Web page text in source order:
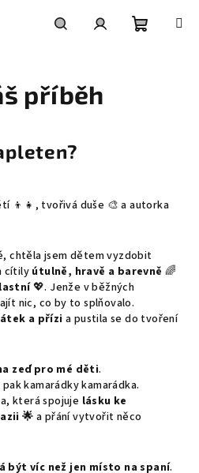
příběh
👦👧, tvořivá duše 🎨 a autorka
chtěla jsem dětem vyzdobit
cítily útulně, hravě a barevně 🌈
💖. Jenže v běžných
nic, co by to splňovalo.
a přízi a pustila se do tvoření
zeď pro mé děti.
kamarádky kamarádka.
která spojuje lásku ke
🌟 a přání vytvořit něco
být víc než jen místo na spaní.